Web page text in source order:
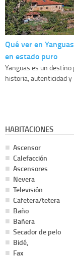
Qué ver en
en estado puro
Yanguas es un
historia, autenticidad
HABITACIONES
Ascensor
Calefacción
Ascensores
Nevera
Televisión
Cafetera/tetera
Baño
Bañera
Secador de pelo
Bidé,
Fax